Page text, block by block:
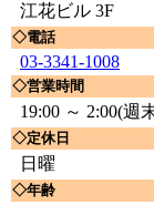
江花ビル 3F
◇電話
03-3341-1008
◇営業時間
19:00 ～ 2:00(週
◇定休日
日曜
◇年齢